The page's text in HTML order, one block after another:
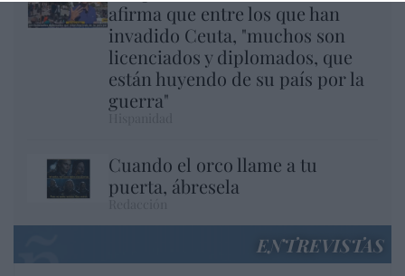
afirma que entre los que han
invadido Ceuta, "muchos son
licenciados y diplomados, que
están huyendo de su país por la
guerra"
Cuando el orco llame a tu
puerta, ábresela
ENTREVISTAS